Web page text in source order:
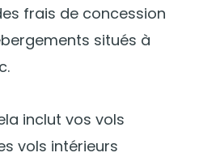
frais de concession
situés à
inclut vos vols
vols intérieurs